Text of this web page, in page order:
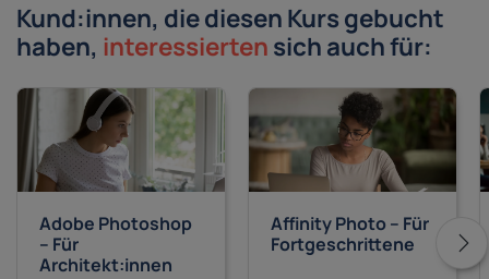
Kund:innen, die diesen Kurs gebucht
haben, interessiertensich auch für:
Adobe Photoshop
– Für
Architekt:innen
Affinity Photo – Für
Fortgeschrittene